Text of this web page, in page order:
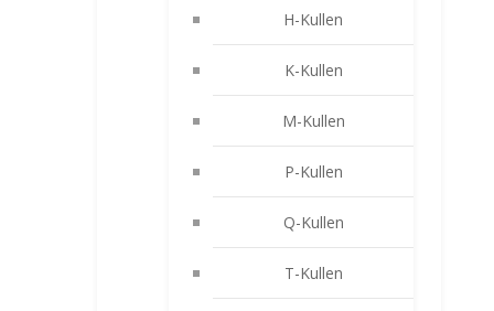
H-Kullen
K-Kullen
M-Kullen
P-Kullen
Q-Kullen
T-Kullen